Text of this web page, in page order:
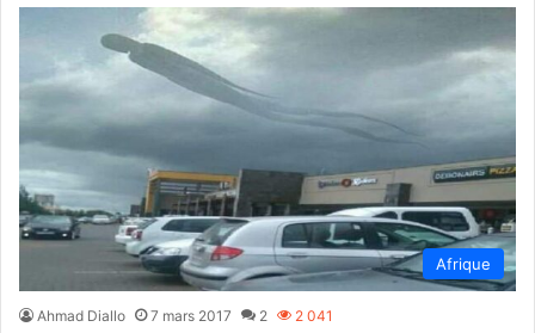
Afrique
Ahmad Diallo 7 mars 2017 2 2 041